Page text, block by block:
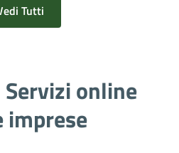
Tutti
online
imprese